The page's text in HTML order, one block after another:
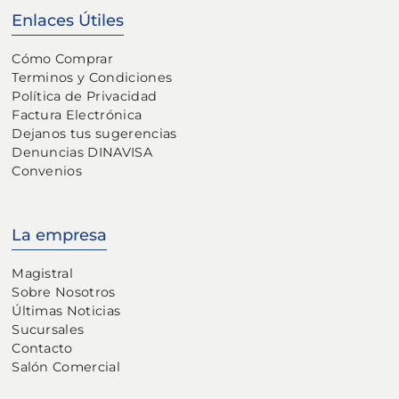
Enlaces Útiles
Cómo Comprar
Terminos y Condiciones
Política de Privacidad
Factura Electrónica
Dejanos tus sugerencias
Denuncias DINAVISA
Convenios
La empresa
Magistral
Sobre Nosotros
Últimas Noticias
Sucursales
Contacto
Salón Comercial